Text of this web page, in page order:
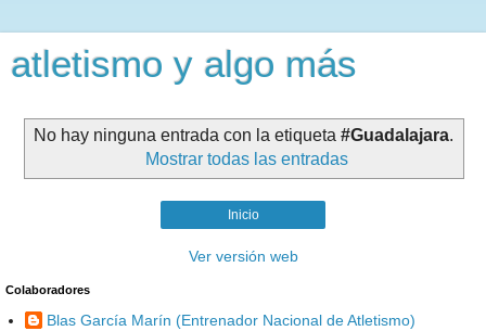
atletismo y algo más
No hay ninguna entrada con la etiqueta #Guadalajara.
Mostrar todas las entradas
Inicio
Ver versión web
Colaboradores
Blas García Marín (Entrenador Nacional de Atletismo)